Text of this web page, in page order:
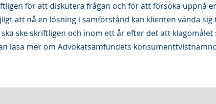
för att diskutera frågan och för att försöka uppnå
att nå en lösning i samförstånd kan klienten vända sig
ske skriftligen och inom ett år efter det att klagomålet
läsa mer om Advokatsamfundets